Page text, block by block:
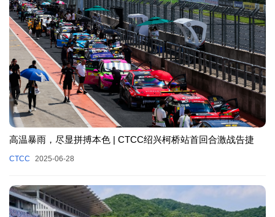
高温暴雨，尽显拼搏本色 | CTCC绍兴柯桥站首回合激战告捷
CTCC 2025-06-28